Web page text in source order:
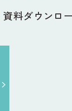
資料ダウンロ